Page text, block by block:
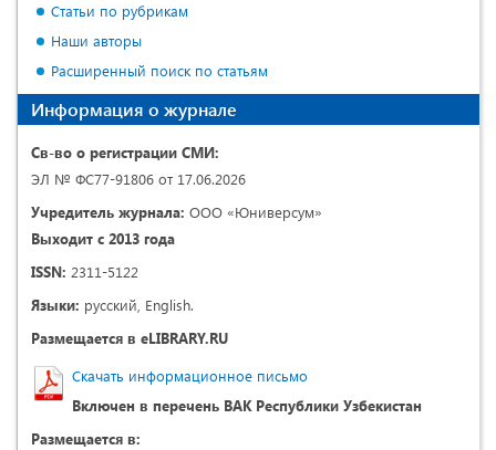
Статьи по рубрикам
Наши авторы
Расширенный поиск по статьям
Информация о журнале
Св-во о регистрации СМИ:
ЭЛ № ФС77-91806 от 17.06.2026
Учредитель журнала: ООО «Юниверсум»
Выходит с 2013 года
ISSN: 2311-5122
Языки: русский, English.
Размещается в eLIBRARY.RU
Скачать информационное письмо
Включен в перечень ВАК Республики Узбекистан
Размещается в: